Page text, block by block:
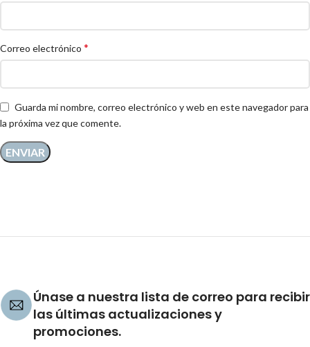
Correo electrónico *
Guarda mi nombre, correo electrónico y web en este navegador para
la próxima vez que comente.
Únase a nuestra lista de correo para recibir
las últimas actualizaciones y
promociones.